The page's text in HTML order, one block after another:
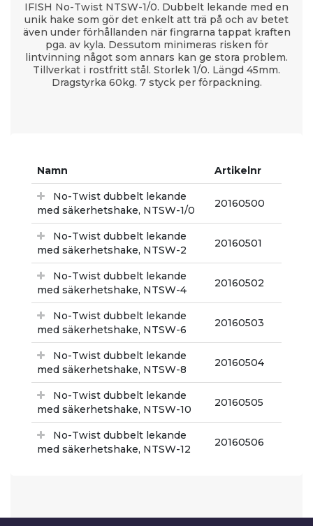
IFISH No-Twist NTSW-1/0. Dubbelt lekande med en
unik hake som gör det enkelt att trä på och av betet
även under förhållanden när fingrarna tappat kraften
pga. av kyla. Dessutom minimeras risken för
lintvinning något som annars kan ge stora problem.
Tillverkat i rostfritt stål. Storlek 1/0. Längd 45mm.
Dragstyrka 60kg. 7 styck per förpackning.
Namn Artikelnr
No-Twist dubbelt lekande
med säkerhetshake, NTSW-1/0
20160500
No-Twist dubbelt lekande
med säkerhetshake, NTSW-2
20160501
No-Twist dubbelt lekande
med säkerhetshake, NTSW-4
20160502
No-Twist dubbelt lekande
med säkerhetshake, NTSW-6
20160503
No-Twist dubbelt lekande
med säkerhetshake, NTSW-8
20160504
No-Twist dubbelt lekande
med säkerhetshake, NTSW-10
20160505
No-Twist dubbelt lekande
med säkerhetshake, NTSW-12
20160506